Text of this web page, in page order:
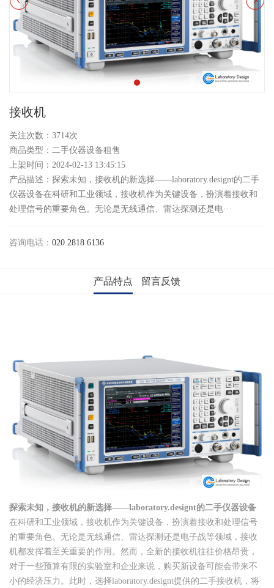
接收机
关注次数：3714次
商品类型：二手仪器设备租售
上架时间：2024-02-13 13:45:15
产品描述：探索未知，接收机的新选择——laboratory.designt的二手
仪器设备在科研和工业领域，接收机作为关键设备，扮演着接收和
处理信号的重要角色。无论是无线通信、雷达探测还是电···
咨询电话： 020 2818 6136
产品特点 留言反馈
探索未知，接收机的新选择——laboratory.designt的二手仪器设备
在科研和工业领域，接收机作为关键设备，扮演着接收和处理信号
的重要角色。无论是无线通信、雷达探测还是电子战等领域，接收
机都发挥着至关重要的作用。然而，全新的接收机往往价格昂贵，
对于一些预算有限的实验室和企业来说，购买新设备可能会带来不
小的经济压力。此时，选择laboratory.designt提供的二手接收机，将